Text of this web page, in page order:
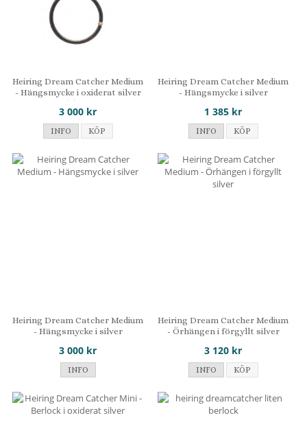
Heiring Dream Catcher Medium
- Hängsmycke i oxiderat silver
med diamant
3 000 kr
INFO KÖP
Heiring Dream Catcher Medium
- Hängsmycke i silver
1 385 kr
INFO KÖP
Heiring Dream Catcher Medium
- Hängsmycke i silver
3 000 kr
INFO
Heiring Dream Catcher Medium
- Örhängen i förgyllt silver
3 120 kr
INFO KÖP